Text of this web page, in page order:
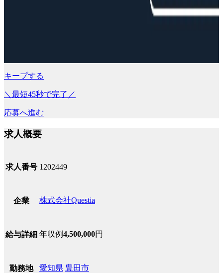
キープする
＼最短45秒で完了／
応募へ進む
求人概要
求人番号 1202449
企業 株式会社Questia
給与詳細 年収例4,500,000円
勤務地 愛知県 豊田市